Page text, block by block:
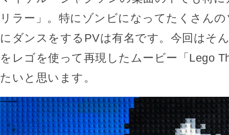
リラー」。特にゾンビになってたくさん
にダンスをするPVは有名です。今回はそ
をレゴを使って再現したムービー「Lego
たいと思います。